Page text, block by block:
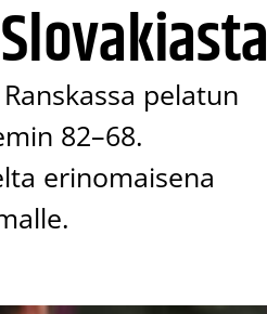
pelatun
82–68.
erinomaisena